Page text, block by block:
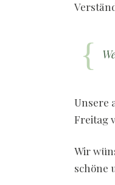
Unsere
Freitag
Wir
schöne